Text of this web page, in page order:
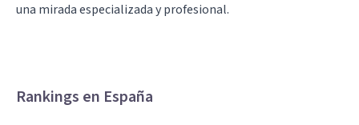
una mirada especializada y profesional.
Rankings en España